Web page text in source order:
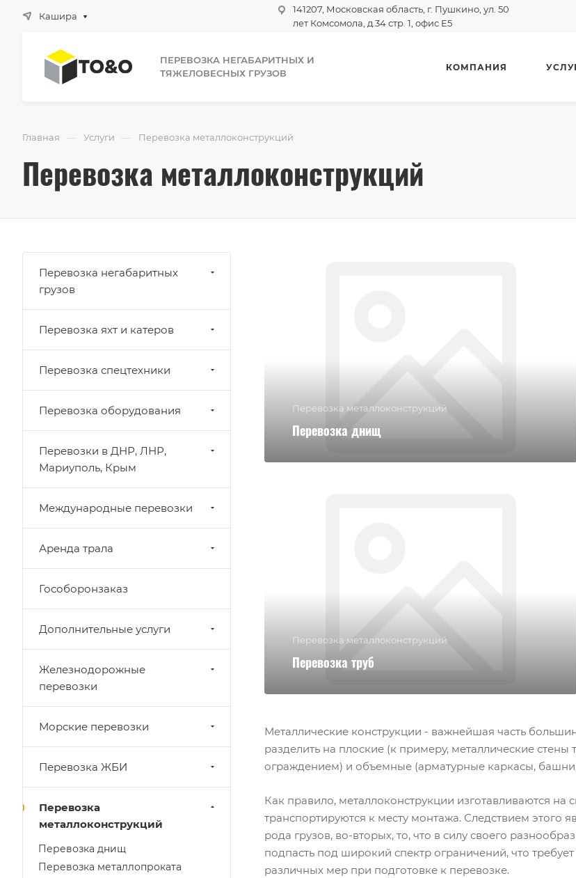
Кашира
141207, Московская область, г. Пушкино, ул. 50
лет Комсомола, д.34 стр. 1, офис E5
ПЕРЕВОЗКА НЕГАБАРИТНЫХ И
ТЯЖЕЛОВЕСНЫХ ГРУЗОВ
КОМПАНИЯ
Главная — Услуги — Перевозка металлоконструкций
Перевозка металлоконструкций
Перевозка металлоконструкций
Перевозка днищ
Перевозка металлоконструкций
Перевозка труб
Металлические конструкции - важнейшая часть
разделить на плоские (к примеру, металлические
ограждением) и объемные (арматурные каркасы,
Как правило, металлоконструкции изготавливаются
транспортируются к месту монтажа. Следствием этого
рода грузов, во-вторых, то, что в силу своего
подпасть под широкий спектр ограничений, что
различных мер при подготовке к перевозке.
Перевозка негабаритных
грузов
Перевозка яхт и катеров
Перевозка спецтехники
Перевозка оборудования
Перевозки в ДНР, ЛНР,
Мариуполь, Крым
Международные перевозки
Аренда трала
Гособоронзаказ
Дополнительные услуги
Железнодорожные
перевозки
Морские перевозки
Перевозка ЖБИ
Перевозка
металлоконструкций
Перевозка днищ
Перевозка металлопроката